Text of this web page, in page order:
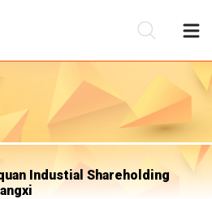
Industial Shareholding